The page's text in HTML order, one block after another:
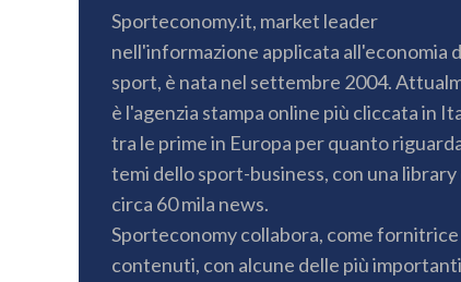
Sporteconomy.it, market leader
nell'informazione applicata all'economia
sport, è nata nel settembre 2004.
è l'agenzia stampa online più cliccata in
tra le prime in Europa per quanto
temi dello sport-business, con una library
circa 60 mila news.
Sporteconomy collabora, come fornitrice
contenuti, con alcune delle più importanti